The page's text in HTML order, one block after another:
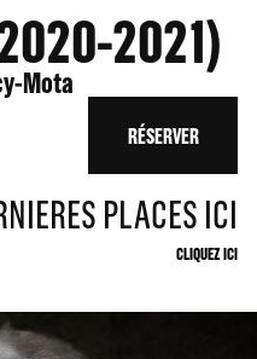
2021)
Mota
RÉSERVER
PLACES ICI
CLIQUEZ ICI